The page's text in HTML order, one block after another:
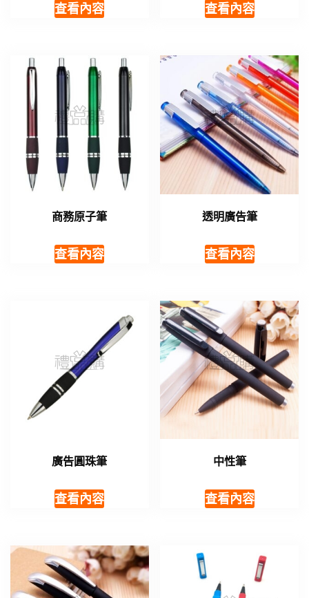
查看內容 查看內容
商務原子筆
查看內容
透明廣告筆
查看內容
廣告圓珠筆
查看內容
中性筆
查看內容